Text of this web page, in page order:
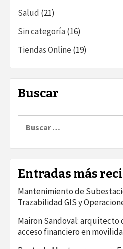
Salud (21)
Sin categoría(16)
Tiendas Online (19)
Buscar
Entradas más
Mantenimiento de
Trazabilidad GIS y
Mairon Sandoval:
acceso financiero en